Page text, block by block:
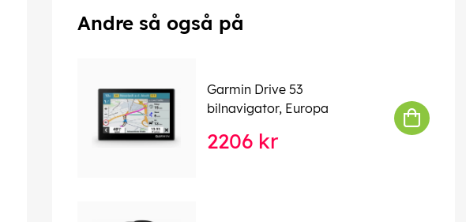
Andre så også på
Garmin Drive 53
bilnavigator, Europa
2206 kr